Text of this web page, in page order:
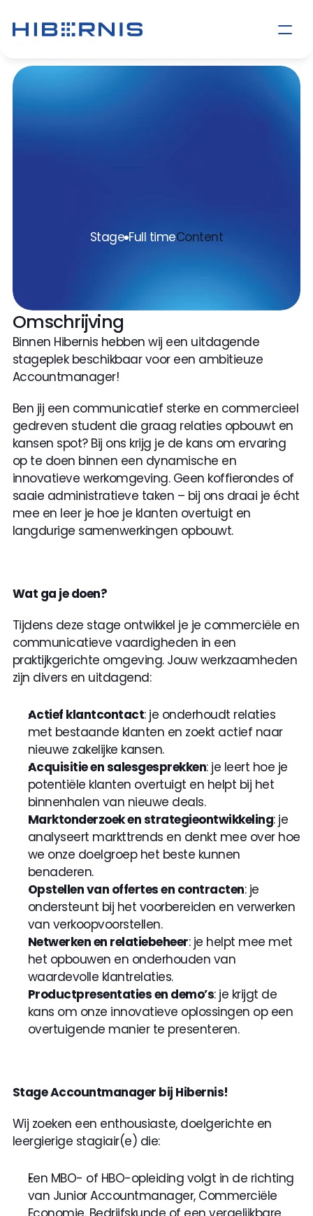
Stage Full timeContent
Omschrijving
Binnen Hibernis hebben wij een uitdagende
stageplek beschikbaar voor een ambitieuze
Accountmanager!
Ben jij een communicatief sterke en commercieel
gedreven student die graag relaties opbouwt en
kansen spot? Bij ons krijg je de kans om ervaring
op te doen binnen een dynamische en
innovatieve werkomgeving. Geen koffierondes of
saaie administratieve taken – bij ons draai je écht
mee en leer je hoe je klanten overtuigt en
langdurige samenwerkingen opbouwt.
Wat ga je doen?
Tijdens deze stage ontwikkel je je commerciële en
communicatieve vaardigheden in een
praktijkgerichte omgeving. Jouw werkzaamheden
zijn divers en uitdagend:
Actief klantcontact: je onderhoudt relaties
met bestaande klanten en zoekt actief naar
nieuwe zakelijke kansen.
Acquisitie en salesgesprekken: je leert hoe je
potentiële klanten overtuigt en helpt bij het
binnenhalen van nieuwe deals.
Marktonderzoek en strategieontwikkeling: je
analyseert markttrends en denkt mee over hoe
we onze doelgroep het beste kunnen
benaderen.
Opstellen van offertes en contracten: je
ondersteunt bij het voorbereiden en verwerken
van verkoopvoorstellen.
Netwerken en relatiebeheer: je helpt mee met
het opbouwen en onderhouden van
waardevolle klantrelaties.
Productpresentaties en demo’s: je krijgt de
kans om onze innovatieve oplossingen op een
overtuigende manier te presenteren.
Stage Accountmanager bij Hibernis!
Wij zoeken een enthousiaste, doelgerichte en
leergierige stagiair(e) die:
Een MBO- of HBO-opleiding volgt in de richting
van Junior Accountmanager, Commerciële